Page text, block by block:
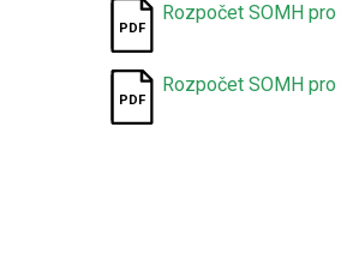
Rozpočet SOMH
Rozpočet SOMH